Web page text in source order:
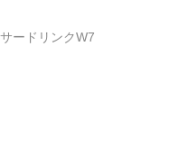
ードリンクW7